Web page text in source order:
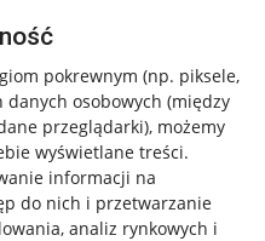
pokrewnym (np. piksele,
osobowych (między
przeglądarki), możemy
wyświetlane treści.
informacji na
do nich i przetwarzanie
analiz rynkowych i